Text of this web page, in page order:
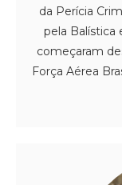
da Perícia
pela Balística
começaram
Força Aérea